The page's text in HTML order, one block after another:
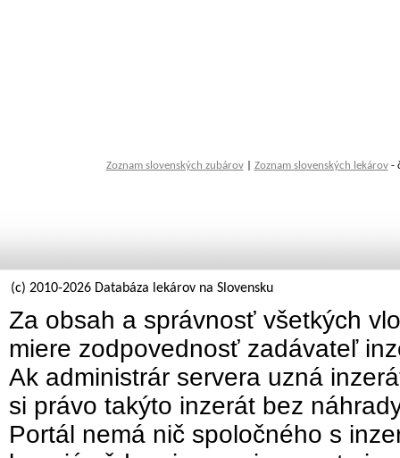
Zoznam slovenských zubárov| Zoznam slovenských lekárov-
(c) 2010-2026 Databáza lekárov na Slovensku
Za obsah a správnosť všetkých
miere zodpovednosť zadávateľ
Ak administrár servera uzná
si právo takýto inzerát bez
Portál nemá nič spoločného s